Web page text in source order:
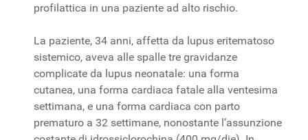
profilattica in una paziente ad alto rischio.
La paziente, 34 anni, affetta da lupus eritematoso
sistemico, aveva alle spalle tre gravidanze
complicate da lupus neonatale: una forma
cutanea, una forma cardiaca fatale alla ventesima
settimana, e una forma cardiaca con parto
prematuro a 32 settimane, nonostante l’assunzione